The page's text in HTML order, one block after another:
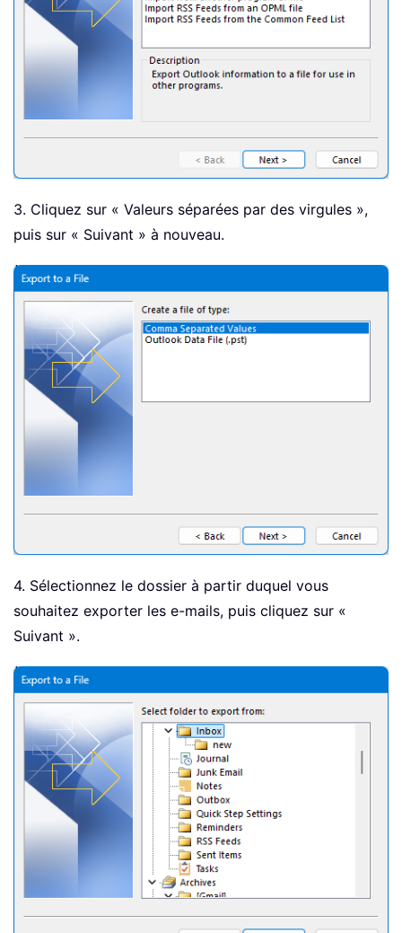
3. Cliquez sur « Valeurs séparées par des virgules »,
puis sur « Suivant » à nouveau.
4. Sélectionnez le dossier à partir duquel vous
souhaitez exporter les e-mails, puis cliquez sur «
Suivant ».